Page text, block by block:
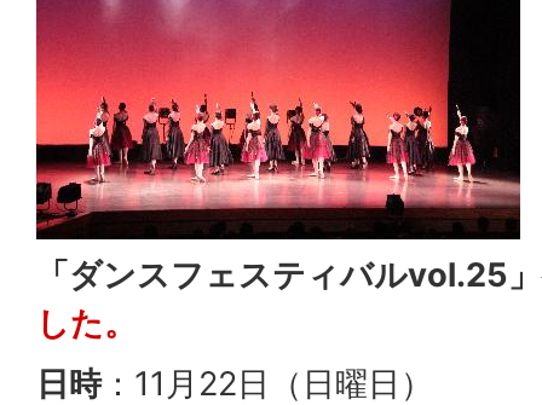
「ダンスフェスティバルvol.25
した。
日時：11月22日（日曜日）